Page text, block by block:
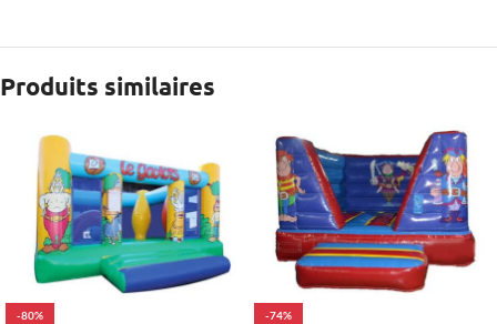
Produits similaires
-80% -74%